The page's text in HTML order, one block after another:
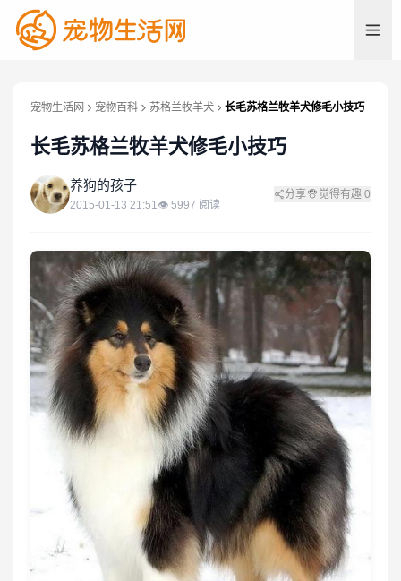
宠物生活网 宠物百科 苏格兰牧羊犬 长毛苏格兰牧羊犬修毛小技巧
长毛苏格兰牧羊犬修毛小技巧
养 养狗的孩子
2015-01-13 21:51👁 5997 阅读
分享 觉得有趣 0